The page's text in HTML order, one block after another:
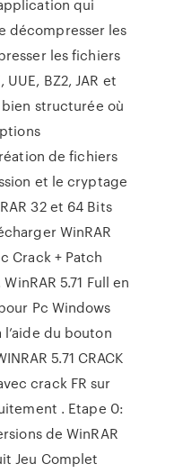
qui
décompresser les
les fichiers
UUE, BZ2, JAR et
structurée où
de fichiers
et le cryptage
32 et 64 Bits
WinRAR
Crack + Patch
5.71 Full en
Pc Windows
du bouton
5.71 CRACK
crack FR sur
. Etape 0:
de WinRAR
Jeu Complet